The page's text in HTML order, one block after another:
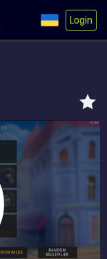
Login